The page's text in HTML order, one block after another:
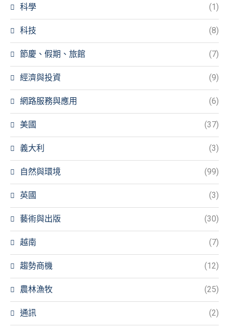
科學 (1)
科技 (8)
節慶、假期、旅館 (7)
經濟與投資 (9)
網路服務與應用 (6)
美國 (37)
義大利 (3)
自然與環境 (99)
英國 (3)
藝術與出版 (30)
越南 (7)
趨勢商機 (12)
農林漁牧 (25)
通訊 (2)